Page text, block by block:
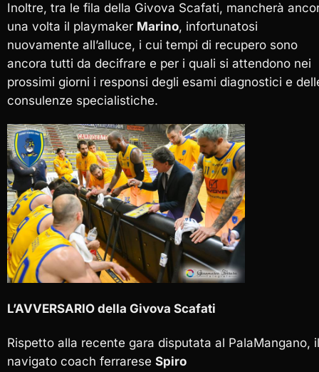
Inoltre, tra le fila della Givova Scafati, mancherà
una volta il playmaker Marino, infortunatosi
nuovamente all’alluce, i cui tempi di recupero sono
ancora tutti da decifrare e per i quali si attendono nei
prossimi giorni i responsi degli esami diagnostici e
consulenze specialistiche.
L’AVVERSARIO della Givova Scafati
Rispetto alla recente gara disputata al PalaMangano, il
navigato coach ferrarese Spiro